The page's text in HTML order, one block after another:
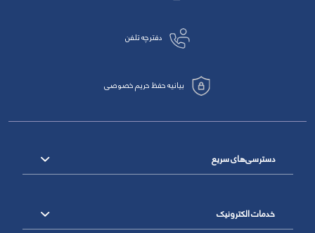
دفترچه تلفن
بیانیه حفظ حریم خصوصی
دسترسی‌های سریع
خدمات الکترونیک